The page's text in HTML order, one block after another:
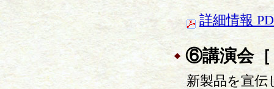
詳細情報
⑥講演会［
新製品を宣